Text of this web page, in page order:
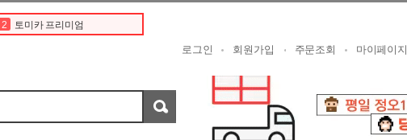
2 토미카 프리미엄
5 타미야
로그인 회원가입 주문조회 마이페이지